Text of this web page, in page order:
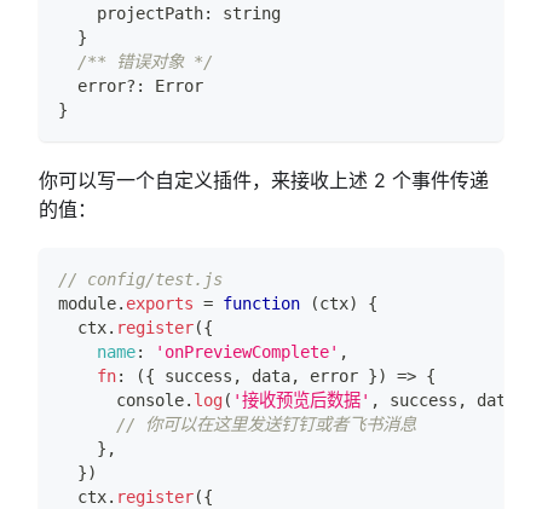
    projectPath
:
string
}
/** 错误对象 */
  error
? :
Error
}
你可以写一个自定义插件，来接收上述 2 个事件传递
的值：
// config/test.js
module. exports = function (ctx)
{
  ctx
. register({
name: 'onPreviewComplete' ,
fn: ({ success , data, error }) => {
console. log( '接收预览后数据' , success , data
// 你可以在这里发送钉钉或者飞书消息
} ,
})
  ctx
. register({